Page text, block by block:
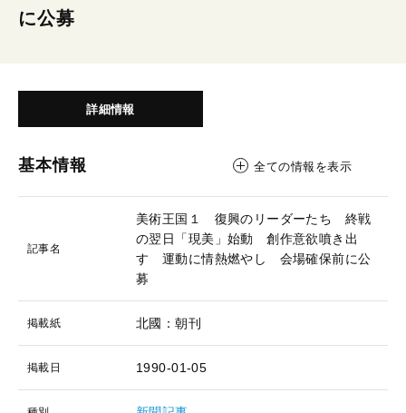
に公募
詳細情報
基本情報 全ての情報を表示
記事名
美術王国１ 復興のリーダーたち 終戦
の翌日「現美」始動 創作意欲噴き出
す 運動に情熱燃やし 会場確保前に公
募
掲載紙 北國：朝刊
掲載日 1990-01-05